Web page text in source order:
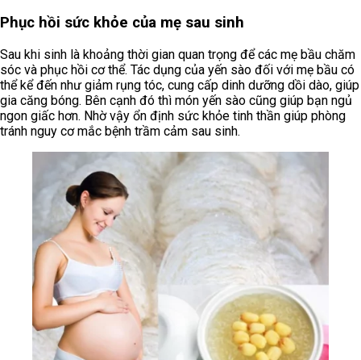
Phục hồi sức khỏe của mẹ sau sinh
Sau khi sinh là khoảng thời gian quan trọng để các mẹ bầu chăm
sóc và phục hồi cơ thể. Tác dụng của yến sào đối với mẹ bầu có
thể kể đến như giảm rụng tóc, cung cấp dinh dưỡng dồi dào, giúp
gia căng bóng. Bên cạnh đó thì món yến sào cũng giúp bạn ngủ
ngon giấc hơn. Nhờ vậy ổn định sức khỏe tinh thần giúp phòng
tránh nguy cơ mắc bệnh trầm cảm sau sinh.